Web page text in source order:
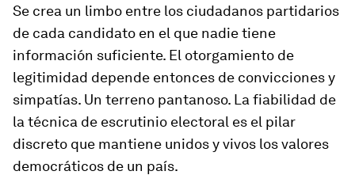
Se crea un limbo entre los ciudadanos partidarios
de cada candidato en el que nadie tiene
información suficiente. El otorgamiento de
legitimidad depende entonces de convicciones y
simpatías. Un terreno pantanoso. La fiabilidad de
la técnica de escrutinio electoral es el pilar
discreto que mantiene unidos y vivos los valores
democráticos de un país.